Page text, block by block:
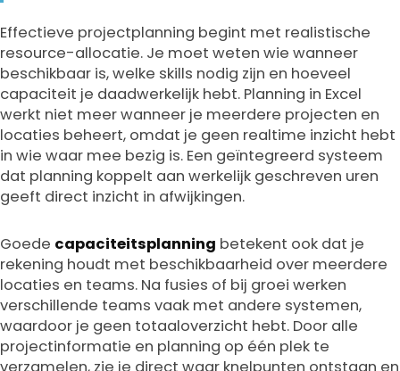
Effectieve projectplanning begint met realistische
resource-allocatie. Je moet weten wie wanneer
beschikbaar is, welke skills nodig zijn en hoeveel
capaciteit je daadwerkelijk hebt. Planning in Excel
werkt niet meer wanneer je meerdere projecten en
locaties beheert, omdat je geen realtime inzicht hebt
in wie waar mee bezig is. Een geïntegreerd systeem
dat planning koppelt aan werkelijk geschreven uren
geeft direct inzicht in afwijkingen.
Goede capaciteitsplanning betekent ook dat je
rekening houdt met beschikbaarheid over meerdere
locaties en teams. Na fusies of bij groei werken
verschillende teams vaak met andere systemen,
waardoor je geen totaaloverzicht hebt. Door alle
projectinformatie en planning op één plek te